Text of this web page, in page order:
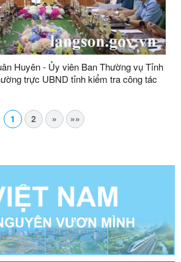
Huyên - Ủy viên Ban Thường vụ Tỉnh
trực UBND tỉnh kiểm tra công tác
1 2 » »»